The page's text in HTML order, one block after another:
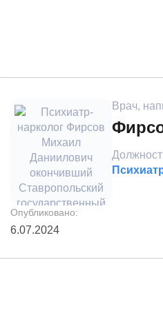
Врач,
Опубликовано:
6.07.2024